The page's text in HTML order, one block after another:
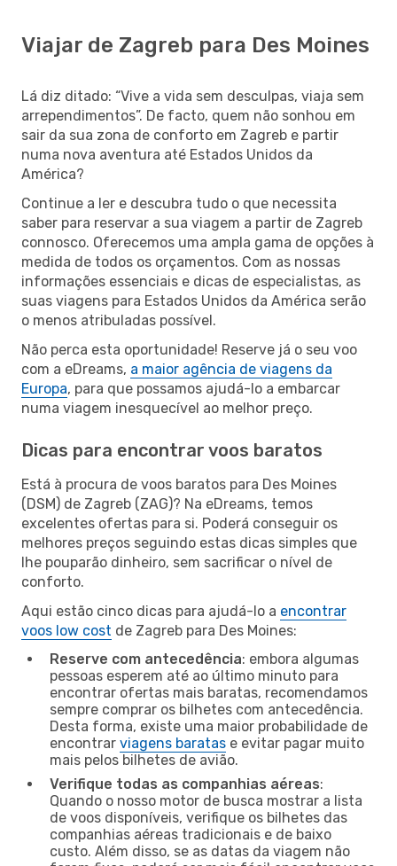
Viajar de Zagreb para Des Moines
Lá diz ditado: “Vive a vida sem desculpas, viaja sem
arrependimentos”. De facto, quem não sonhou em
sair da sua zona de conforto em Zagreb e partir
numa nova aventura até Estados Unidos da
América?
Continue a ler e descubra tudo o que necessita
saber para reservar a sua viagem a partir de Zagreb
connosco. Oferecemos uma ampla gama de opções à
medida de todos os orçamentos. Com as nossas
informações essenciais e dicas de especialistas, as
suas viagens para Estados Unidos da América serão
o menos atribuladas possível.
Não perca esta oportunidade! Reserve já o seu voo
com a eDreams, a maior agência de viagens da
Europa, para que possamos ajudá-lo a embarcar
numa viagem inesquecível ao melhor preço.
Dicas para encontrar voos baratos
Está à procura de voos baratos para Des Moines
(DSM) de Zagreb (ZAG)? Na eDreams, temos
excelentes ofertas para si. Poderá conseguir os
melhores preços seguindo estas dicas simples que
lhe pouparão dinheiro, sem sacrificar o nível de
conforto.
Aqui estão cinco dicas para ajudá-lo a encontrar
voos low cost de Zagreb para Des Moines:
Reserve com antecedência: embora algumas
pessoas esperem até ao último minuto para
encontrar ofertas mais baratas, recomendamos
sempre comprar os bilhetes com antecedência.
Desta forma, existe uma maior probabilidade de
encontrar viagens baratas e evitar pagar muito
mais pelos bilhetes de avião.
Verifique todas as companhias aéreas:
Quando o nosso motor de busca mostrar a lista
de voos disponíveis, verifique os bilhetes das
companhias aéreas tradicionais e de baixo
custo. Além disso, se as datas da viagem não